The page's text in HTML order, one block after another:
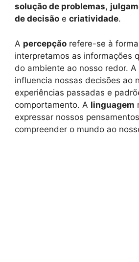
solução de problemas,
de decisão e criatividade.
A percepção refere-se à
interpretamos as informações
do ambiente ao nosso redor. A
influencia nossas decisões ao
experiências passadas e
comportamento. A linguagem
expressar nossos
compreender o mundo ao